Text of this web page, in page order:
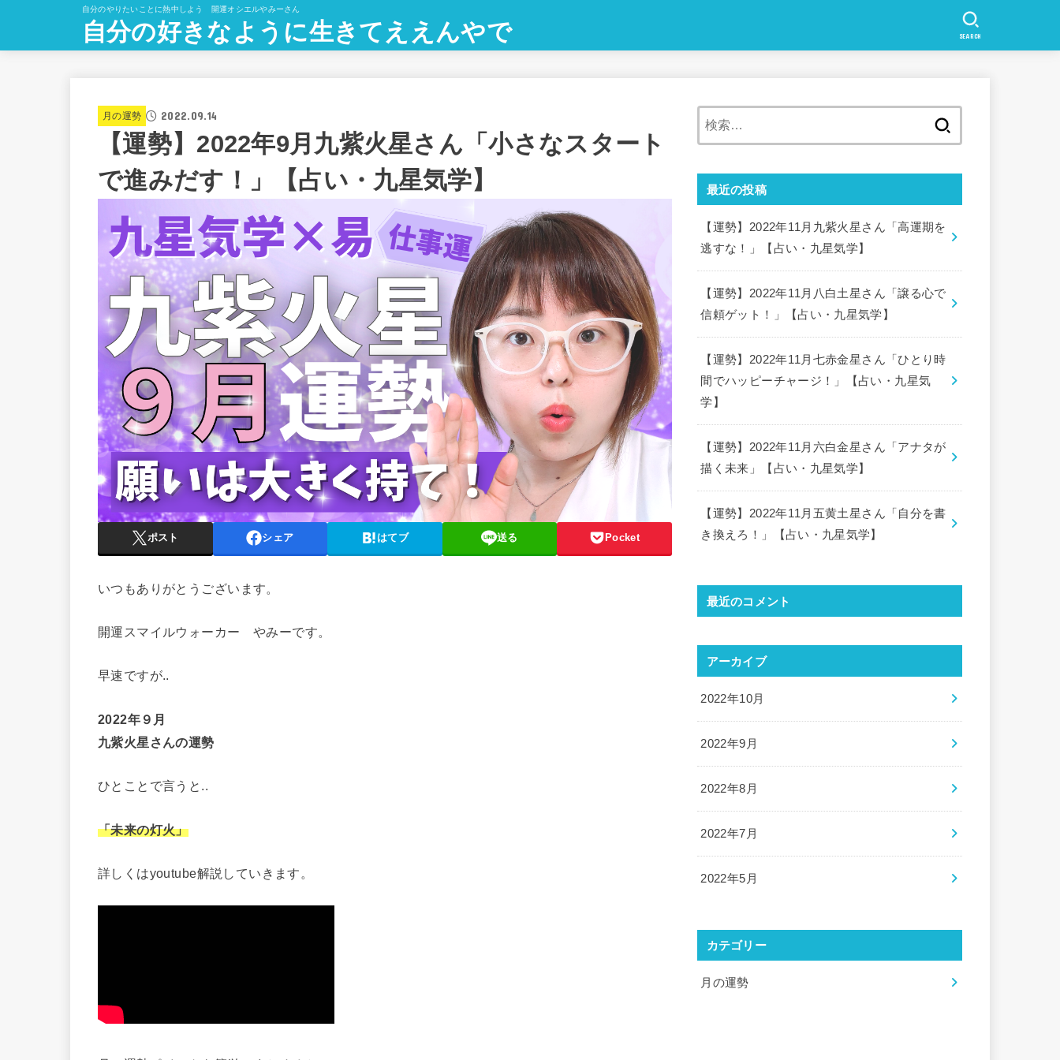
自分のやりたいことに熱中しよう 開運オシエルやみーさん
自分の好きなように生きてええんやで SEARCH
月の運勢 2022.09.14
【運勢】2022年9月九紫火星さん「小さなスタート
で進みだす！」【占い・九星気学】
ポスト シェア はてブ 送る Pocket
いつもありがとうございます。
開運スマイルウォーカー やみーです。
早速ですが..
2022年９月
九紫火星さんの運勢
ひとことで言うと..
「未来の灯火」
詳しくはyoutube解説していきます。
最近の投稿
【運勢】2022年11月九紫火星さん「高運期を
逃すな！」【占い・九星気学】
【運勢】2022年11月八白土星さん「譲る心で
信頼ゲット！」【占い・九星気学】
【運勢】2022年11月七赤金星さん「ひとり時
間でハッピーチャージ！」【占い・九星気
学】
【運勢】2022年11月六白金星さん「アナタが
描く未来」【占い・九星気学】
【運勢】2022年11月五黄土星さん「自分を書
き換えろ！」【占い・九星気学】
最近のコメント
アーカイブ
2022年10月
2022年9月
2022年8月
2022年7月
2022年5月
カテゴリー
月の運勢